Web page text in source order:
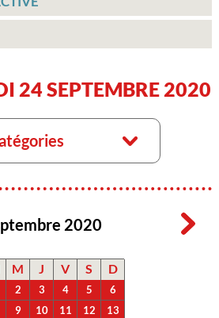
24 SEPTEMBRE 2020
2020
M J V S D
2 3 4 5
6
9 10 11 12
13